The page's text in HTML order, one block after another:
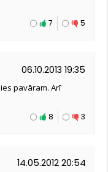
5
7
06.10.2013 19:35
pavāram. Arī
3
8
14.05.2012 20:54